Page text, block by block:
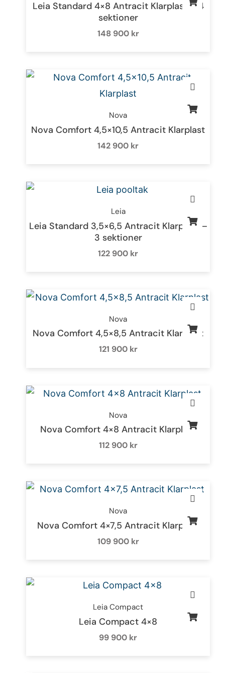
Leia Standard 4×8 Antracit Klarplast – 4
sektioner
148 900 kr
Nova
Nova Comfort 4,5×10,5 Antracit Klarplast
142 900 kr
Leia
Leia Standard 3,5×6,5 Antracit Klarplast –
3 sektioner
122 900 kr
Nova
Nova Comfort 4,5×8,5 Antracit Klarplast
121 900 kr
Nova
Nova Comfort 4×8 Antracit Klarplast
112 900 kr
Nova
Nova Comfort 4×7,5 Antracit Klarplast
109 900 kr
Leia Compact
Leia Compact 4×8
99 900 kr